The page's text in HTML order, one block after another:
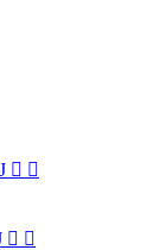
 
 